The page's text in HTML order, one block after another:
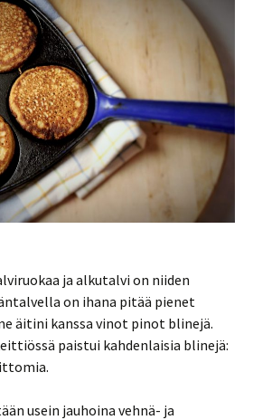
ja alkutalvi on niiden
on ihana pitää pienet
äitini kanssa vinot pinot blinejä.
paistui kahdenlaisia blinejä:
usein jauhoina vehnä- ja